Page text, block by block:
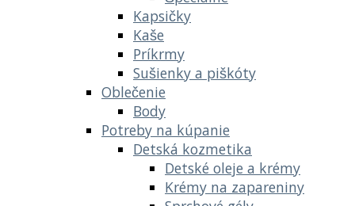
Kapsičky
Kaše
Príkrmy
Sušienky a piškóty
Oblečenie
Body
Potreby na kúpanie
Detská kozmetika
Detské oleje a krémy
Krémy na zapareniny